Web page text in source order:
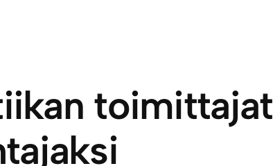
toimittajat